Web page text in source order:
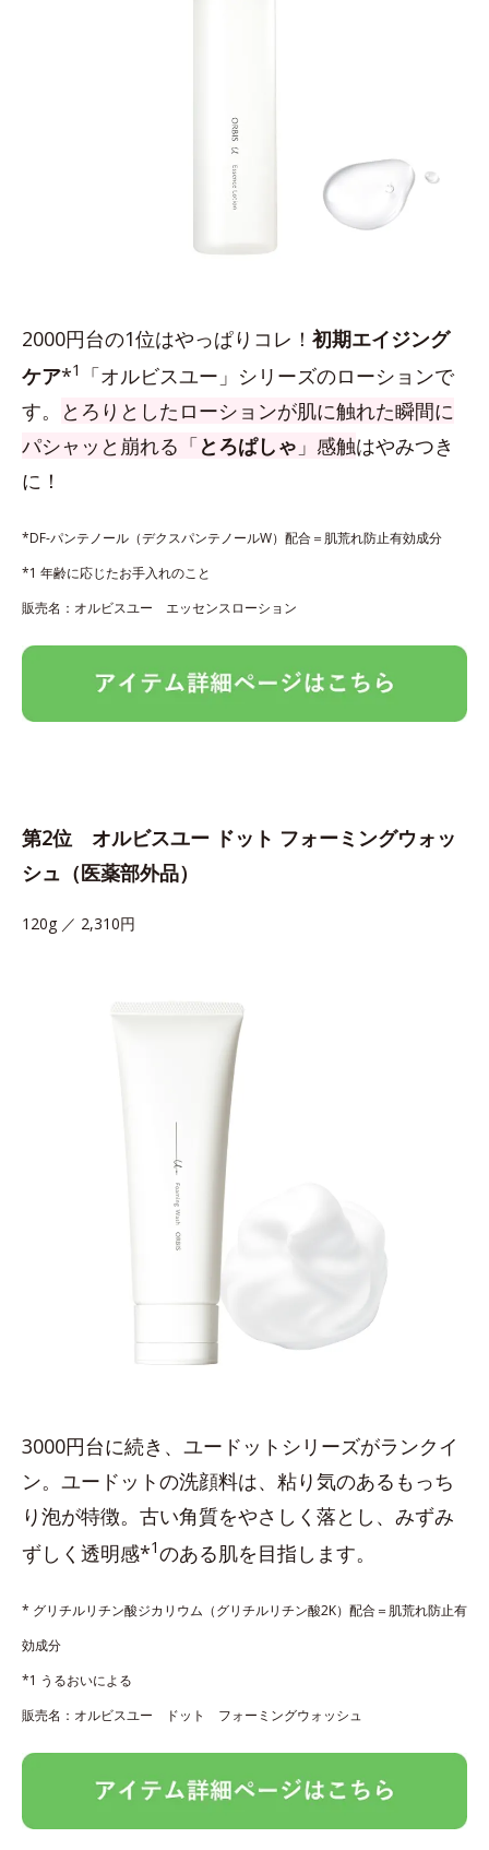
2000円台の1位はやっぱりコレ！ 初期エイジング
ケア*1
「オルビスユー」シリーズのローションで
す。
とろりとしたローションが肌に触れた瞬間に
パシャッと崩れる「とろぱしゃ 」感触はやみつき
に！
*DF-パンテノール（デクスパンテノールW）配合＝肌荒れ防止有効成分
*1 年齢に応じたお手入れのこと
販売名：オルビスユー エッセンスローション
第2位 オルビスユー ドット フォーミングウォッ
シュ（医薬部外品）
120g ／ 2,310円
3000円台に続き、ユードットシリーズがランクイ
ン。ユードットの洗顔料は、粘り気のあるもっち
り泡が特徴。古い角質をやさしく落とし、みずみ
ずしく透明感*1のある肌を目指します。
* グリチルリチン酸ジカリウム（グリチルリチン酸2K）配合＝肌荒れ防止有
効成分
*1 うるおいによる
販売名：オルビスユー ドット フォーミングウォッシュ